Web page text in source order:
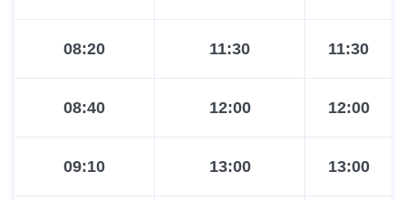
08:20 11:30 11:30
08:40 12:00 12:00
09:10 13:00 13:00